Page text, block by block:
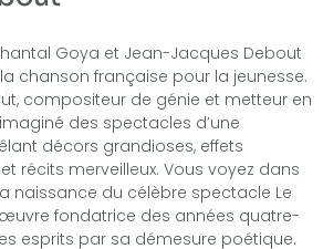
Goya et Jean-Jacques Debout
chanson française pour la jeunesse.
compositeur de génie et metteur en
des spectacles d’une
décors grandioses, effets
récits merveilleux. Vous voyez dans
naissance du célèbre spectacle Le
œuvre fondatrice des années quatre-
esprits par sa démesure poétique.